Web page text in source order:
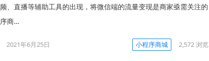
、直播等辅助工具的出现，将微信端的流量变现是商家亟需关注的
商…
2021年6月25日 小程序商城 2,572浏览